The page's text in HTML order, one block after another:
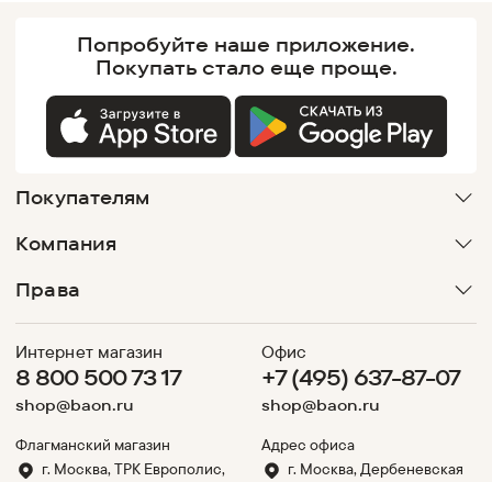
Попробуйте наше приложение.
Покупатьстало еще проще.
Покупателям
Компания
Права
Интернет магазин
8 800 500 73 17
shop@baon.ru
Флагманский магазин
г. Москва, ТРК Европолис,
Офис
+7 (495) 637-87-07
shop@baon.ru
Адрес офиса
г. Москва, Дербеневская